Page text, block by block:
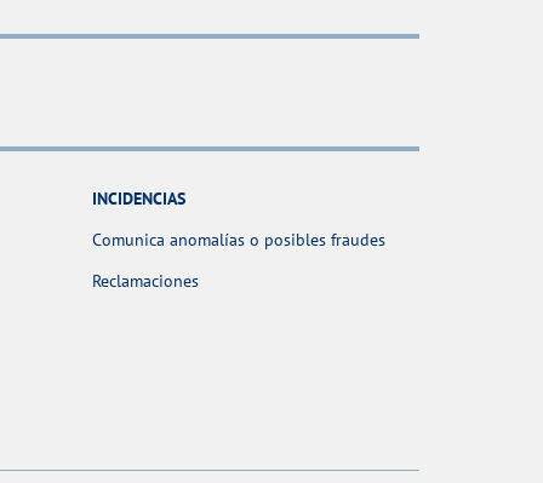
INCIDENCIAS
Comunica anomalías o posibles fraudes
Reclamaciones